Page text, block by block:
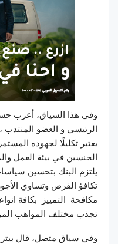
وفي هذا السياق، أعرب
الرئيسي و العضو المنتدب
يعتبر تكليلًا لجهوده
الجنسين في بيئة العمل
يلتزم البنك بتحسين
تكافؤ الفرص وتساوي
مكافحة التمييز بكافة
تجذب مختلف المواهب
وفي سياق متصل، قال